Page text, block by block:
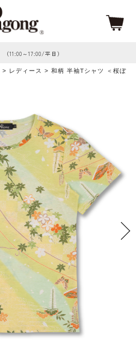
（11:00～17:00/平日）
> レディース
> 和柄 半袖Tシャツ ＜桜ぼ